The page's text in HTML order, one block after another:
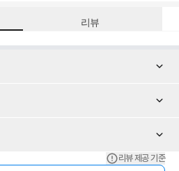
리뷰
리뷰 제공 기준